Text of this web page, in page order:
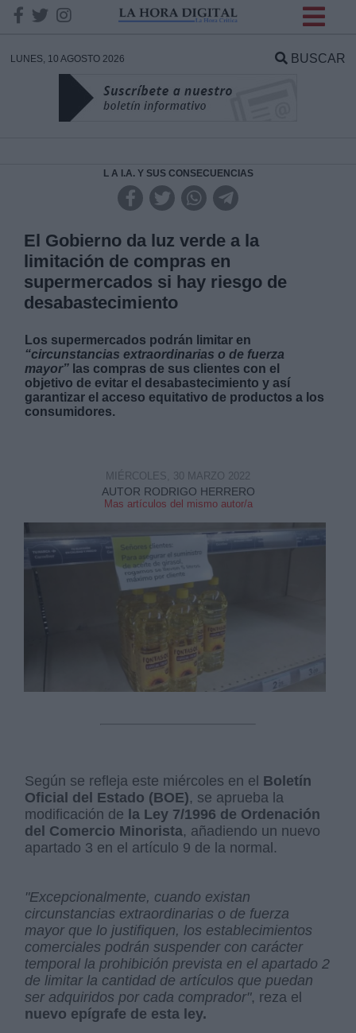
LUNES, 10 AGOSTO 2026 BUSCAR
L A I.A. Y SUS CONSECUENCIAS
El Gobierno da luz verde a la
limitación de compras en
supermercados si hay riesgo de
desabastecimiento
Los supermercados podrán limitar en
“circunstancias extraordinarias o de fuerza
mayor” las compras de sus clientes con el
objetivo de evitar el desabastecimiento y así
garantizar el acceso equitativo de productos a los
consumidores.
AUTOR RODRIGO HERRERO
Mas artículos del mismo autor/a
MIÉRCOLES, 30 MARZO 2022
Según se refleja este miércoles en el Boletín
Oficial del Estado (BOE), se aprueba la
modificación de la Ley 7/1996 de Ordenación
del Comercio Minorista, añadiendo un nuevo
apartado 3 en el artículo 9 de la normal.
"Excepcionalmente, cuando existan
circunstancias extraordinarias o de fuerza
mayor que lo justifiquen, los establecimientos
comerciales podrán suspender con carácter
temporal la prohibición prevista en el apartado 2
de limitar la cantidad de artículos que puedan
ser adquiridos por cada comprador", reza el
nuevo epígrafe de esta ley.
DATOS
Responsable:
Legitimación:
link
link